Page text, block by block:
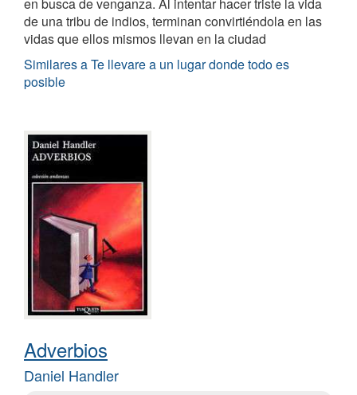
de una tribu de indios, terminan convirtiéndola en las
vidas que ellos mismos llevan en la ciudad
Similares a Te llevare a un lugar donde todo es
posible
Adverbios
Daniel Handler